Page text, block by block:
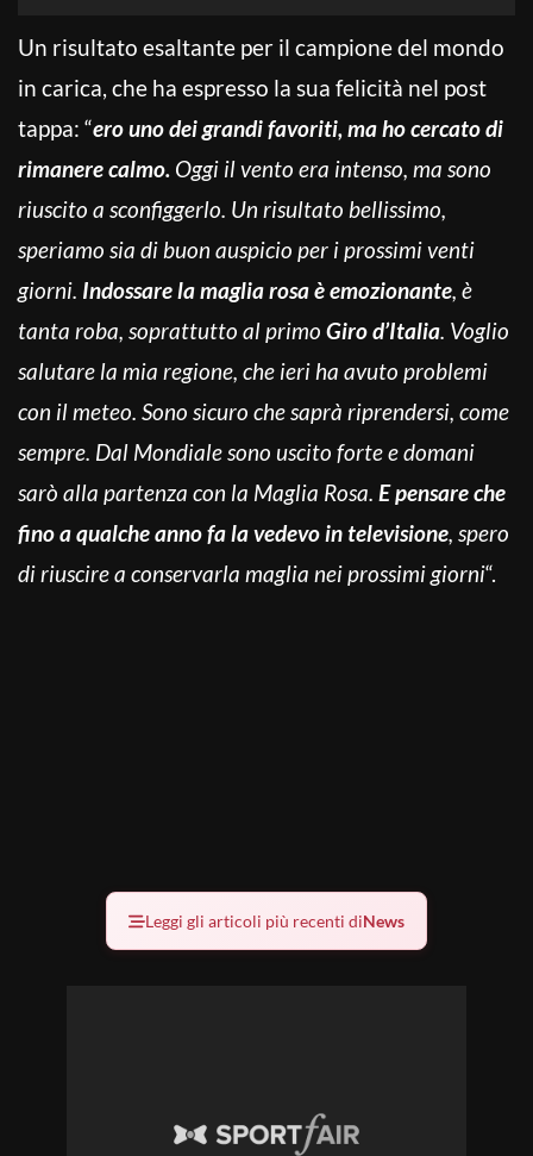
Un risultato esaltante per il campione del mondo
in carica, che ha espresso la sua felicità nel post
tappa: “ero uno dei grandi favoriti, ma ho cercato di
rimanere calmo. Oggi il vento era intenso, ma sono
riuscito a sconfiggerlo. Un risultato bellissimo,
speriamo sia di buon auspicio per i prossimi venti
giorni. Indossare la maglia rosa è emozionante, è
tanta roba, soprattutto al primo Giro d’Italia. Voglio
salutare la mia regione, che ieri ha avuto problemi
con il meteo. Sono sicuro che saprà riprendersi, come
sempre. Dal Mondiale sono uscito forte e domani
sarò alla partenza con la Maglia Rosa. E pensare che
fino a qualche anno fa la vedevo in televisione, spero
di riuscire a conservarla maglia nei prossimi giorni“.
Leggi gli articoli più recenti diNews